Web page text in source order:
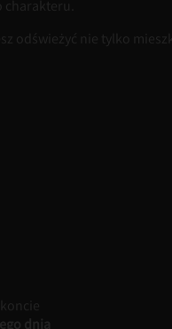
odświeżyć nie tylko
dnia